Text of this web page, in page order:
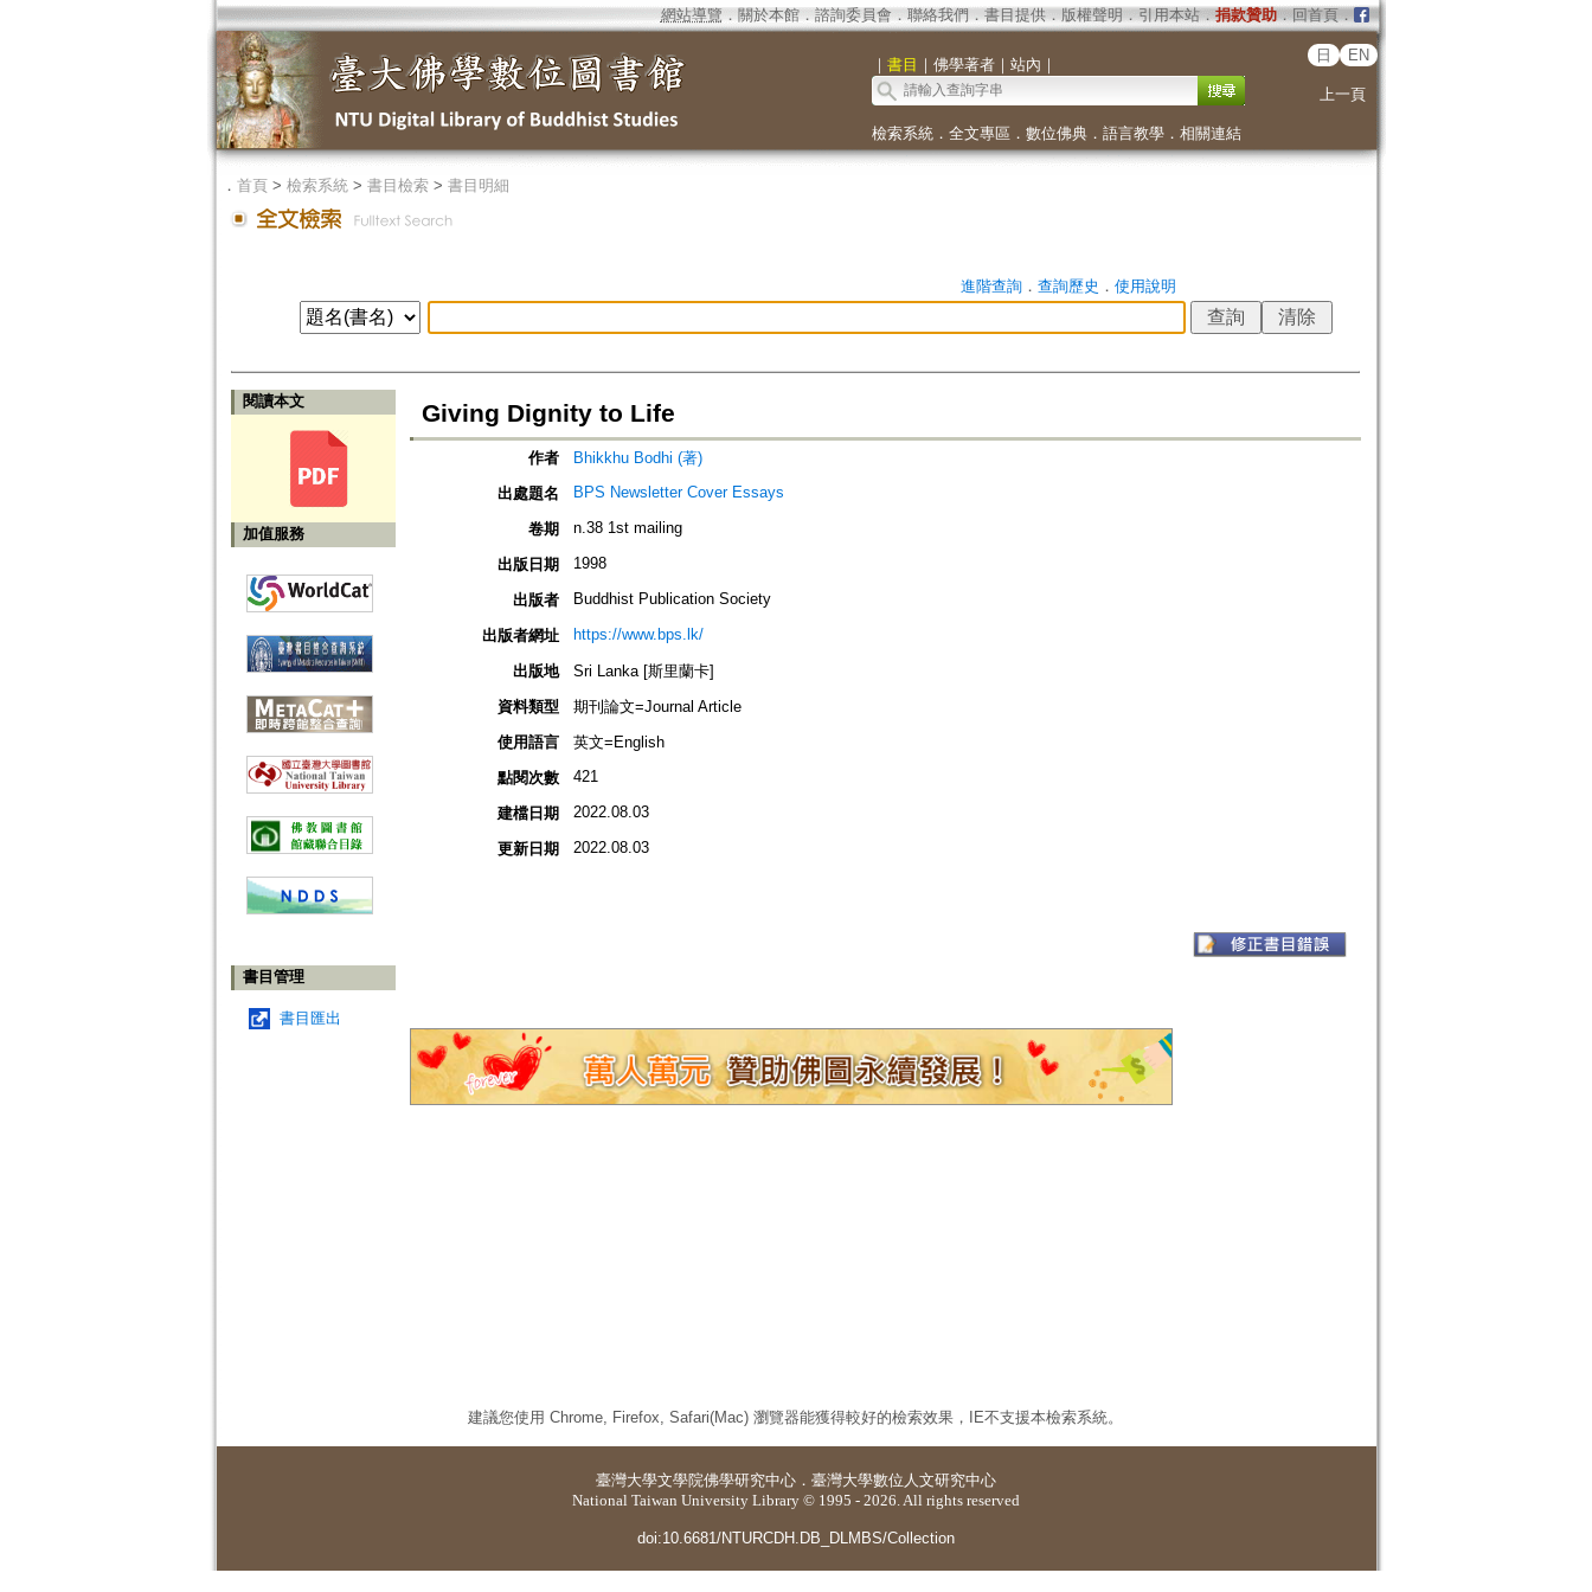
網站導覽 ． 關於本館． 諮詢委員會． 聯絡我們 ． 書目提供． 版權聲明 ． 引用本站． 捐款贊助．回首頁．
｜ 書目 ｜ 佛學著者｜ 站內 ｜
日 EN
上一頁
檢索系統． 全文專區 ． 數位佛典． 語言教學． 相關連結
． 首頁> 檢索系統> 書目檢索> 書目明細
進階查詢． 查詢歷史 ． 使用說明
閱讀本文
加值服務
書目管理
書目匯出
Giving Dignity to Life
作者
Bhikkhu Bodhi (著)
出處題名
BPS Newsletter Cover Essays
卷期 n.38 1st mailing
出版日期 1998
出版者 Buddhist Publication Society
出版者網址 https://www.bps.lk/
出版地
Sri Lanka [斯里蘭卡]
資料類型
期刊論文=Journal Article
使用語言
英文=English
點閱次數
421
建檔日期 2022.08.03
更新日期 2022.08.03
建議您使用 Chrome, Firefox, Safari(Mac) 瀏覽器能獲得較好的檢索效果，IE不支援本檢索系統。
臺灣大學文學院佛學研究中心 ． 臺灣大學數位人文研究中心
National Taiwan University Library © 1995 - 2026. All rights reserved
doi:10.6681/NTURCDH.DB_DLMBS/Collection